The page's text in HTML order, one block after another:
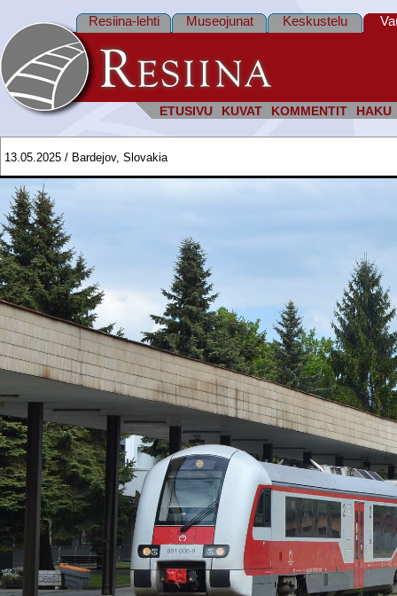
ETUSIVU KUVAT KOMMENTIT HAKU
Resiina-lehti Museojunat Keskustelu
13.05.2025 / Bardejov, Slovakia